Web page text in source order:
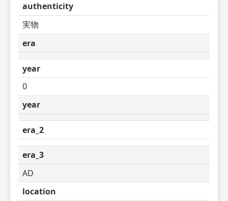
authenticity
実物
era
year
0
year
era_2
era_3
AD
location